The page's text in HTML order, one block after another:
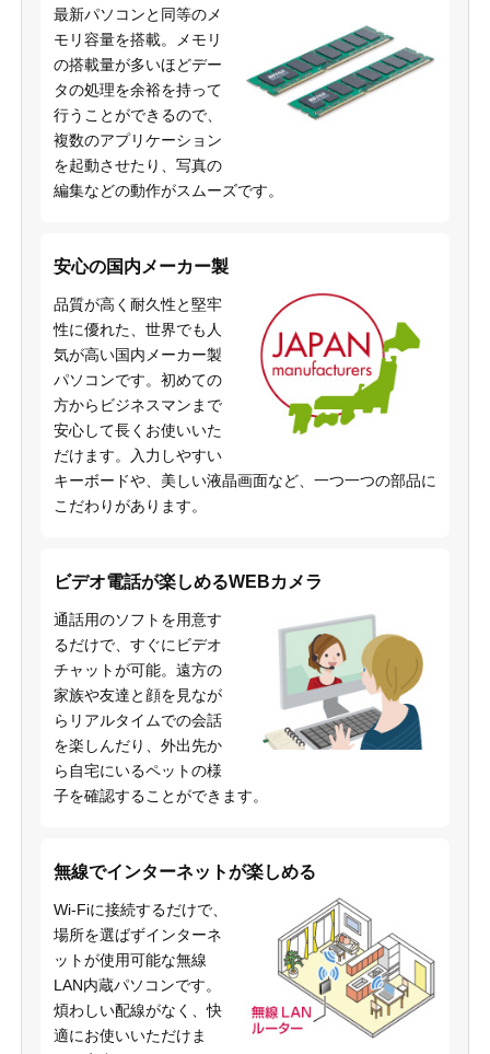
最新パソコンと同等のメ
モリ容量を搭載。メモリ
の搭載量が多いほどデー
タの処理を余裕を持って
行うことができるので、
複数のアプリケーション
を起動させたり、写真の
編集などの動作がスムーズです。
安心の国内メーカー製
品質が高く耐久性と堅牢
性に優れた、世界でも人
気が高い国内メーカー製
パソコンです。初めての
方からビジネスマンまで
安心して長くお使いいた
だけます。入力しやすい
キーボードや、美しい液晶画面など、一つ一つの部品に
こだわりがあります。
ビデオ電話が楽しめるWEBカメラ
通話用のソフトを用意す
るだけで、すぐにビデオ
チャットが可能。遠方の
家族や友達と顔を見なが
らリアルタイムでの会話
を楽しんだり、外出先か
ら自宅にいるペットの様
子を確認することができます。
無線でインターネットが楽しめる
Wi-Fiに接続するだけで、
場所を選ばずインターネ
ットが使用可能な無線
LAN内蔵パソコンです。
煩わしい配線がなく、快
適にお使いいただけま